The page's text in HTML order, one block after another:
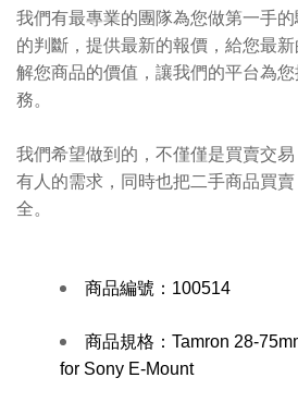
我們有最專業的團隊為您做第一手
的判斷，提供最新的報價，給您最
解您商品的價值，讓我們的平台為
務。
我們希望做到的，不僅僅是買賣交
有人的需求，同時也把二手商品買
全。
商品編號： 100514
商品規格： Tamron 28-
for Sony E-Mount